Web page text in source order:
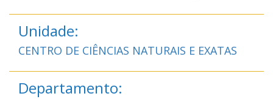
Unidade:
CENTRO DE CIÊNCIAS NATURAIS E EXATAS
Departamento: